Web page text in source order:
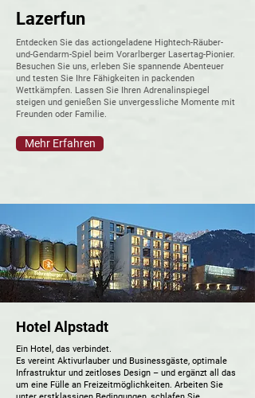
Lazerfun
Entdecken Sie das actiongeladene Hightech-Räuber-
und-Gendarm-Spiel beim Vorarlberger Lasertag-Pionier.
Besuchen Sie uns, erleben Sie spannende Abenteuer
und testen Sie Ihre Fähigkeiten in packenden
Wettkämpfen. Lassen Sie Ihren Adrenalinspiegel
steigen und genießen Sie unvergessliche Momente mit
Freunden oder Familie.
Mehr Erfahren
Hotel Alpstadt
Ein Hotel, das verbindet.
Es vereint Aktivurlauber und Businessgäste, optimale
Infrastruktur und zeitloses Design – und ergänzt all das
um eine Fülle an Freizeitmöglichkeiten. Arbeiten Sie